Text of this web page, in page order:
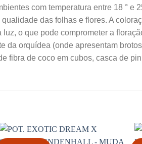
com temperatura entre 18 ° e
das folhas e flores. A
o que pode comprometer a
da orquídea (onde apresentam
de coco em cubos, casca de